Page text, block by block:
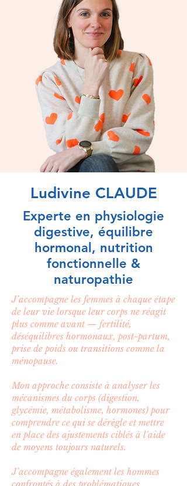
Ludivine CLAUDE
Experte en physiologie
digestive, équilibre
hormonal, nutrition
fonctionnelle &
naturopathie
J’accompagne les femmes à chaque étape
de leur vie lorsque leur corps ne réagit
plus comme avant — fertilité,
déséquilibres hormonaux, post-partum,
prise de poids ou transitions comme la
ménopause.
Mon approche consiste à analyser les
mécanismes du corps (digestion,
glycémie, métabolisme, hormones) pour
comprendre ce qui se dérègle et mettre
en place des ajustements ciblés à l'aide
de moyens toujours naturels.
J’accompagne également les hommes